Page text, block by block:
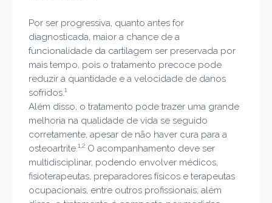
Por ser progressiva, quanto antes for
diagnosticada, maior a chance de a
funcionalidade da cartilagem ser preservada por
mais tempo, pois o tratamento precoce pode
reduzir a quantidade e a velocidade de danos
sofridos.1
Além disso, o tratamento pode trazer uma grande
melhoria na qualidade de vida se seguido
corretamente, apesar de não haver cura para a
osteoartrite.1,2O acompanhamento deve ser
multidisciplinar, podendo envolver médicos,
fisioterapeutas, preparadores físicos e terapeutas
ocupacionais, entre outros profissionais; além